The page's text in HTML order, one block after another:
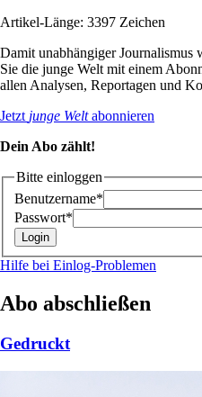
Artikel-Länge: 3397 Zeichen
Damit unabhängiger Journalismus
Sie die junge Welt mit einem
allen Analysen, Reportagen und
Jetzt junge Weltabonnieren
Dein Abo zählt!
Bitte einloggen
Benutzername*
Passwort*
Hilfe bei Einlog-Problemen
Abo abschließen
Gedruckt